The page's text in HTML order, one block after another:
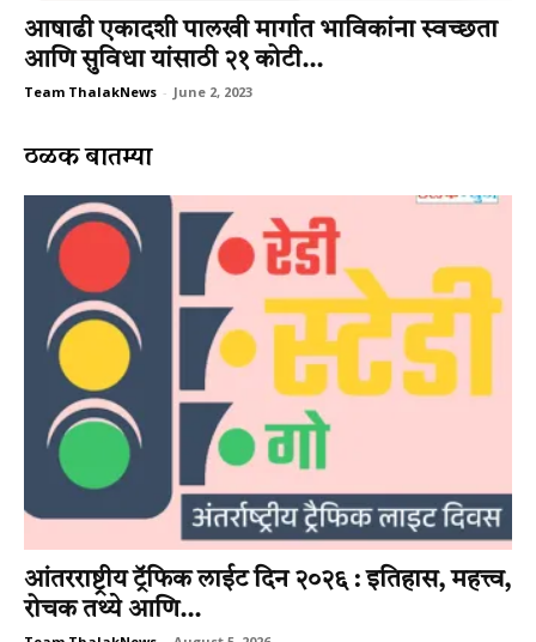
आषाढी एकादशी पालखी मार्गात भाविकांना स्‍वच्‍छता
आणि सुविधा यांसाठी २१ कोटी...
Team ThalakNews - June 2, 2023
ठळक बातम्या
आंतरराष्ट्रीय ट्रॅफिक लाईट दिन २०२६ : इतिहास, महत्त्व,
रोचक तथ्ये आणि...